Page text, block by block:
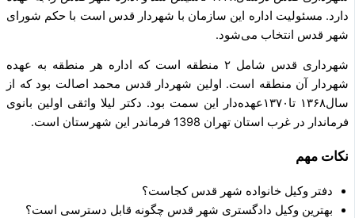
دارد. مسئولیت اداره این سازمان با شهردار قدس است با حکم شورای
شهر قدس انتخاب می‌شود.
شهرداری قدس شامل ۲ منطقه است که اداره هر منطقه به عهده
شهردار آن منطقه‌ است. اولین شهردار قدس محمد اصالت بود که از
سال۱۳۶۸ تا۱۳۷۰عهده‌دار این سمت بود. دکتر لیلا واثقی اولین بانوی
فرماندار در غرب استان تهران 1398 فرماندر این شهرستان است.
نکات مهم
دفتر وکیل خانواده شهر قدس کجاست؟
بهترین وکیل دادگستری شهر قدس چگونه قابل دسترسی است؟